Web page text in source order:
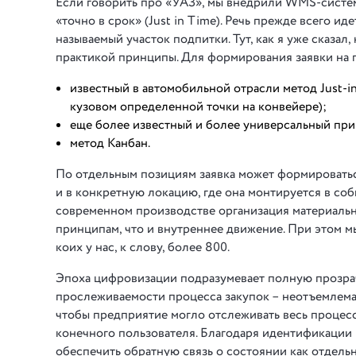
«точно в срок» (Just in Time). Речь прежде всего
называемый участок подпитки. Тут, как я уже
практикой принципы. Для формирования заявки
известный в автомобильной отрасли метод
кузовом определенной точки на конвейере);
еще более известный и более универсальный
метод Канбан.
По отдельным позициям заявка может
и в конкретную локацию, где она монтируется в
современном производстве организация
принципам, что и внутреннее движение. При этом
коих у нас, к слову, более 800.
Эпоха цифровизации подразумевает полную
прослеживаемости процесса закупок –
чтобы предприятие могло отслеживать весь
конечного пользователя. Благодаря
обеспечить обратную связь о состоянии как